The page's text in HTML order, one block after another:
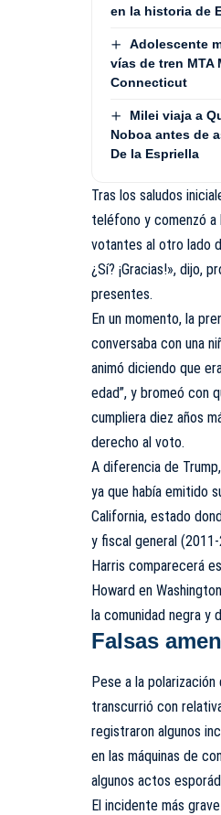
en la historia de
Adolescente
vías de tren MTA
Connecticut
Milei viaja a
Noboa antes de
De la Espriella
Tras los saludos
teléfono y comenzó
votantes al otro lado
¿Sí? ¡Gracias!», dijo,
presentes.
En un momento, la
conversaba con una
animó diciendo que
edad”, y bromeó con
cumpliera diez años
derecho al voto.
A diferencia de
ya que había emitido
California, estado
y fiscal general
Harris comparecerá
Howard en
la comunidad negra y
Falsas
Pese a la polarización
transcurrió con
registraron algunos
en las máquinas de
algunos actos
El incidente más